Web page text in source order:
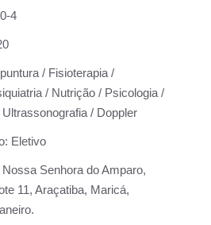
4
/ Fisioterapia /
/ Nutrição / Psicologia /
/ Doppler
Eletivo
Senhora do Amparo,
11, Araçatiba, Maricá,